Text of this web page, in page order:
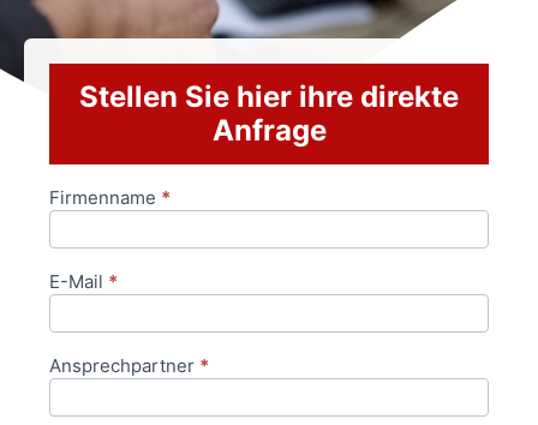
Stellen Sie hier ihre direkte
Anfrage
Anfrageformular
Firmenname *
E-Mail *
Ansprechpartner *